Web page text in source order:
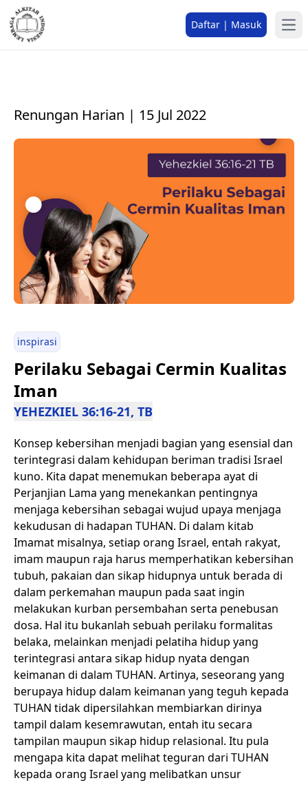
Daftar | Masuk
Renungan Harian | 15 Jul 2022
inspirasi
Perilaku Sebagai Cermin Kualitas
Iman
YEHEZKIEL 36:16-21, TB
Konsep kebersihan menjadi bagian yang esensial dan
terintegrasi dalam kehidupan beriman tradisi Israel
kuno. Kita dapat menemukan beberapa ayat di
Perjanjian Lama yang menekankan pentingnya
menjaga kebersihan sebagai wujud upaya menjaga
kekudusan di hadapan TUHAN. Di dalam kitab
Imamat misalnya, setiap orang Israel, entah rakyat,
imam maupun raja harus memperhatikan kebersihan
tubuh, pakaian dan sikap hidupnya untuk berada di
dalam perkemahan maupun pada saat ingin
melakukan kurban persembahan serta penebusan
dosa. Hal itu bukanlah sebuah perilaku formalitas
belaka, melainkan menjadi pelatiha hidup yang
terintegrasi antara sikap hidup nyata dengan
keimanan di dalam TUHAN. Artinya, seseorang yang
berupaya hidup dalam keimanan yang teguh kepada
TUHAN tidak dipersilahkan membiarkan dirinya
tampil dalam kesemrawutan, entah itu secara
tampilan maupun sikap hidup relasional. Itu pula
mengapa kita dapat melihat teguran dari TUHAN
kepada orang Israel yang melibatkan unsur